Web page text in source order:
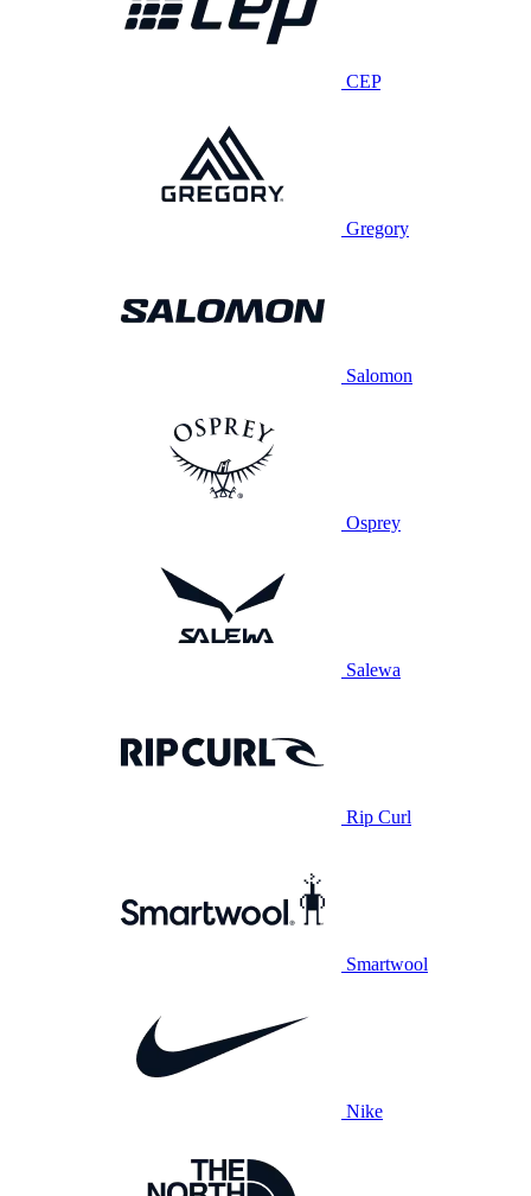
CEP
Gregory
Salomon
Osprey
Salewa
Rip Curl
Smartwool
Nike